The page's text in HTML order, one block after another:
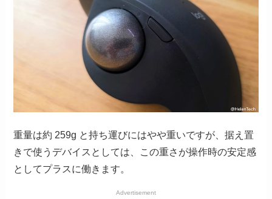
重量は約 259g と持ち運びにはやや重いですが、据え置
きで使うデバイスとしては、この重さが操作時の安定感
としてプラスに働きます。
Advertisement